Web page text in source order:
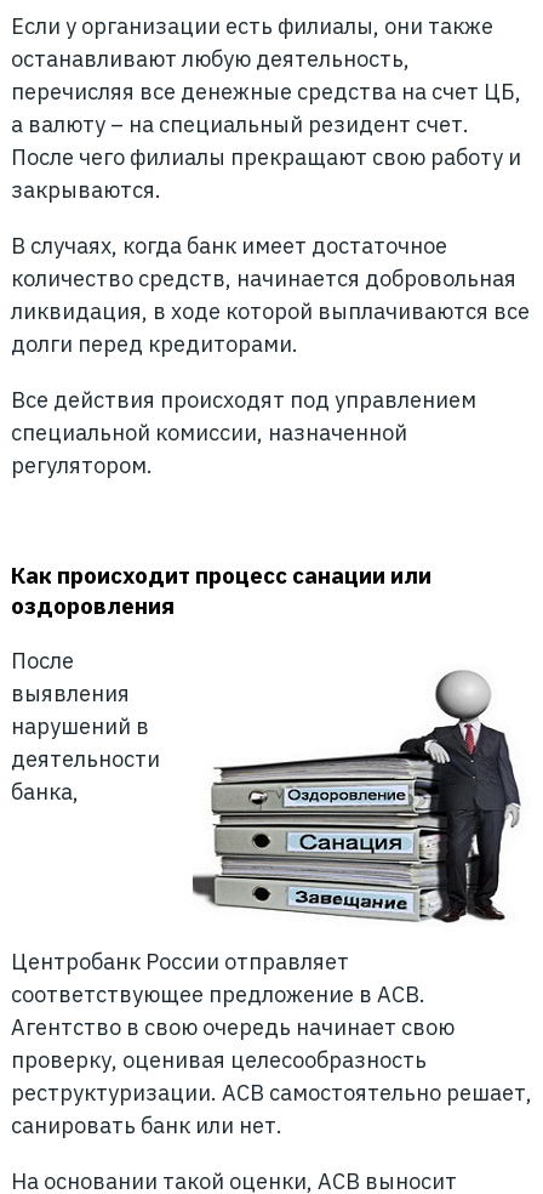
Если у организации есть филиалы, они также
останавливают любую деятельность,
перечисляя все денежные средства на счет ЦБ,
а валюту – на специальный резидент счет.
После чего филиалы прекращают свою работу и
закрываются.
В случаях, когда банк имеет достаточное
количество средств, начинается добровольная
ликвидация, в ходе которой выплачиваются все
долги перед кредиторами.
Все действия происходят под управлением
специальной комиссии, назначенной
регулятором.
Как происходит процесс санации или
оздоровления
После
выявления
нарушений в
деятельности
банка,
Центробанк России отправляет
соответствующее предложение в АСВ.
Агентство в свою очередь начинает свою
проверку, оценивая целесообразность
реструктуризации. АСВ самостоятельно решает,
санировать банк или нет.
На основании такой оценки, АСВ выносит